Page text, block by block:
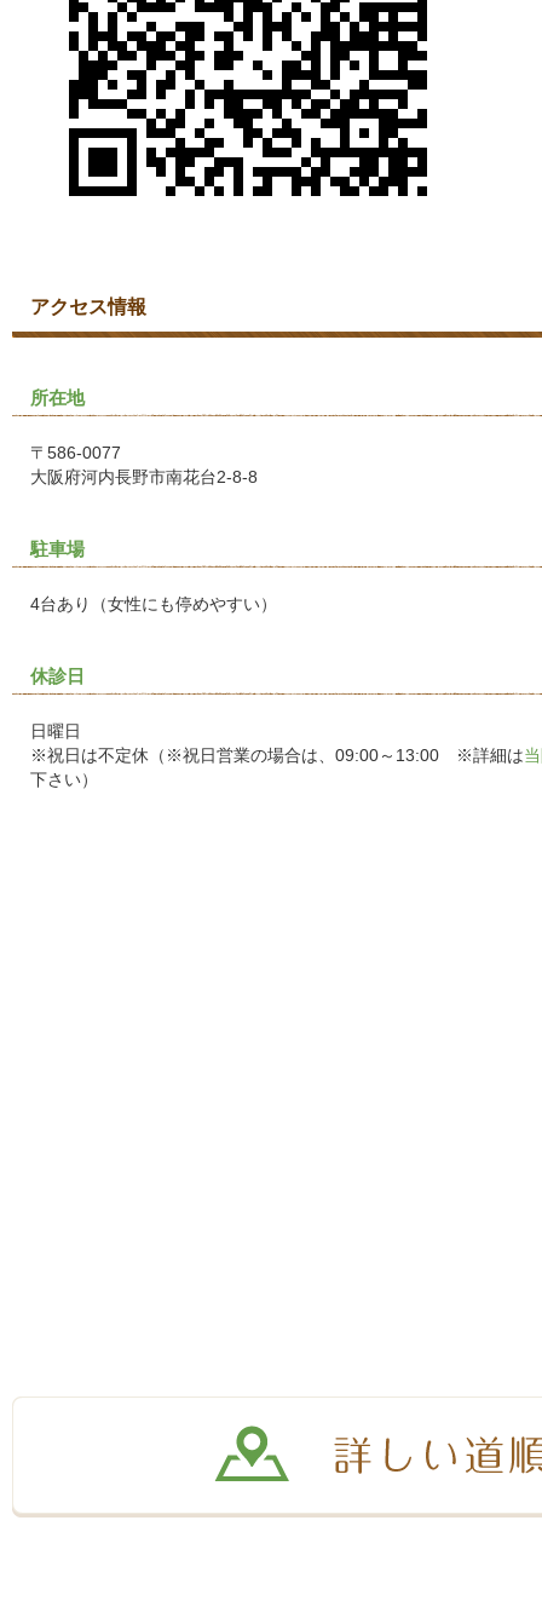
アクセス情報
所在地
〒586-0077
大阪府河内長野市南花台2-8-8
駐車場
4台あり（女性にも停めやすい）
休診日
日曜日
※祝日は不定休（※祝日営業の場合は、09:00～13:00 ※詳細は
下さい）